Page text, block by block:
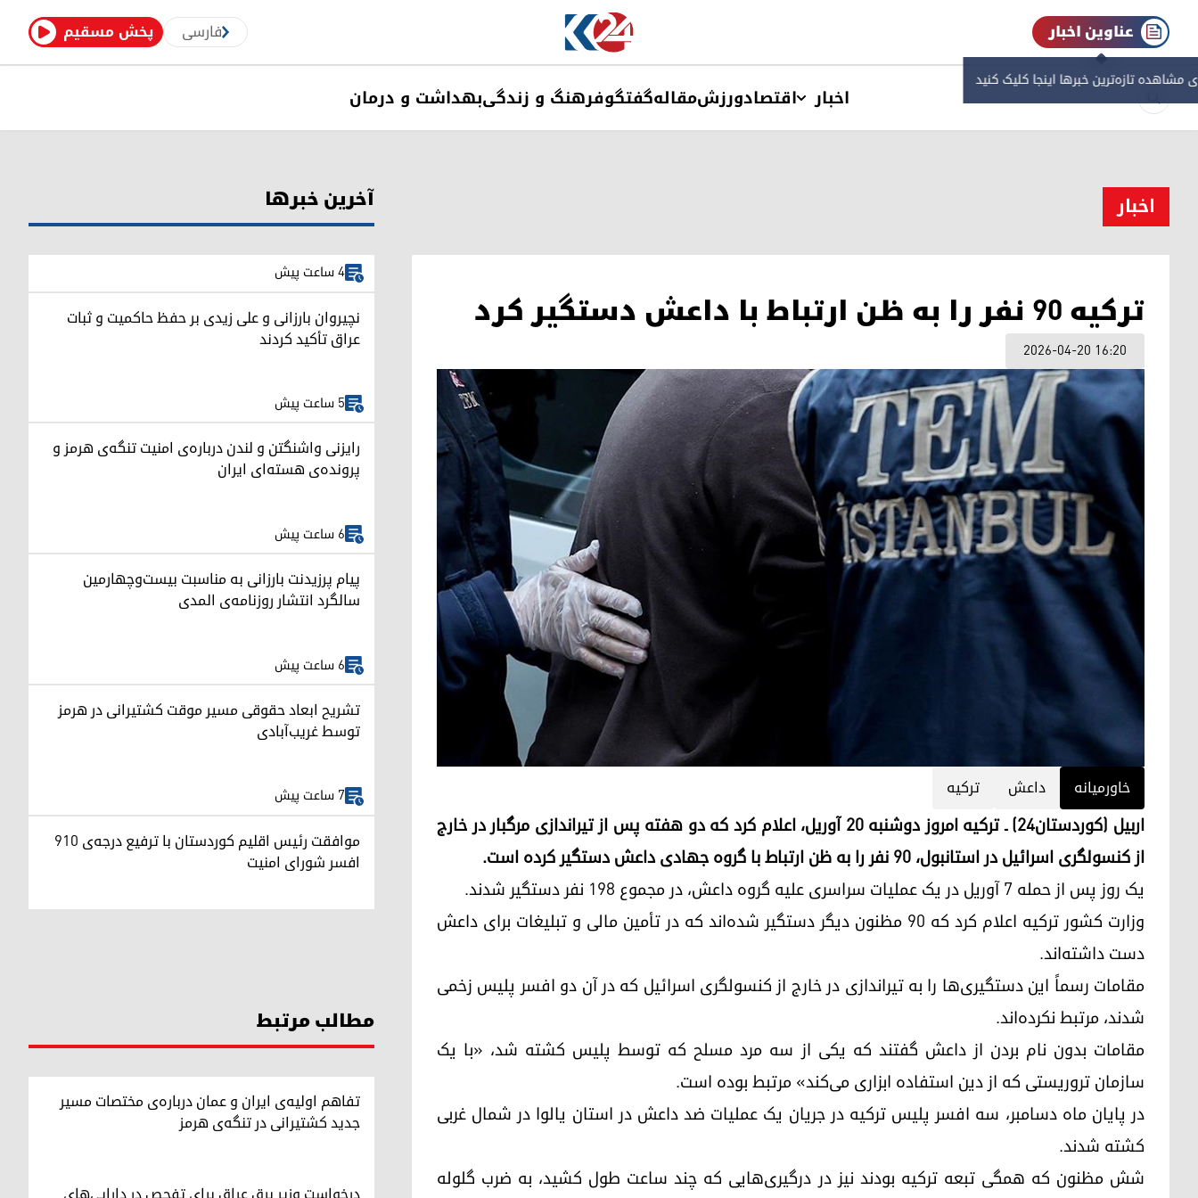
پخش مسقیم فارسی عناوین اخبار
مشاهده‌ تازه‌ترین خبرها اینجا کلیک کنید
اخبار اقتصادورزشمقالهگفتگوفرهنگ و زندگیبهداشت و درمان
اخبار
ترکیه ۹۰ نفر را به ظن ارتباط با داعش دستگیر کرد
2026-04-20 16:20
خاورمیانه داعش ترکیه
اربیل (کوردستان۲۴) ـ ترکیه امروز دوشنبه ۲۰ آوریل، اعلام کرد که دو هفته پس از تیراندازی مرگبار در خارج
از کنسولگری اسرائیل در استانبول، ۹۰ نفر را به ظن ارتباط با گروه جهادی داعش دستگیر کرده است.
یک روز پس از حمله ۷ آوریل در یک عملیات سراسری علیه گروه داعش، در مجموع ۱۹۸ نفر دستگیر شدند.
وزارت کشور ترکیه اعلام کرد که ۹۰ مظنون دیگر دستگیر شده‌اند که در تأمین مالی و تبلیغات برای داعش
دست داشته‌اند.
مقامات رسماً این دستگیری‌ها را به تیراندازی در خارج از کنسولگری اسرائیل که در آن دو افسر پلیس زخمی
شدند، مرتبط نکرده‌اند.
مقامات بدون نام بردن از داعش گفتند که یکی از سه مرد مسلح که توسط پلیس کشته شد، «با یک
سازمان تروریستی که از دین استفاده ابزاری می‌کند» مرتبط بوده است.
در پایان ماه دسامبر، سه افسر پلیس ترکیه در جریان یک عملیات ضد داعش در استان یالوا در شمال غربی
کشته شدند.
شش مظنون که همگی تبعه ترکیه بودند نیز در درگیری‌هایی که چند ساعت طول کشید، به ضرب گلوله
آخرین خبرها
4 ساعت پیش
نچیروان بارزانی و علی زیدی بر حفظ حاکمیت و ثبات
عراق تأکید کردند
5 ساعت پیش
رایزنی واشنگتن و لندن درباره‌ی امنیت تنگه‌ی هرمز و
پرونده‌ی هسته‌ای ایران
6 ساعت پیش
پیام پرزیدنت بارزانی به مناسبت بیست‌وچهارمین
سالگرد انتشار روزنامه‌ی المدی
6 ساعت پیش
تشریح ابعاد حقوقی مسیر موقت کشتیرانی در هرمز
توسط غریب‌آبادی
7 ساعت پیش
موافقت رئیس اقلیم کوردستان با ترفیع درجه‌ی ۹۱۰
افسر شورای امنیت
مطالب مرتبط
تفاهم اولیه‌ی ایران و عمان درباره‌ی مختصات مسیر
جدید کشتیرانی در تنگه‌ی هرمز